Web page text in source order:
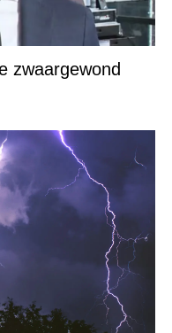
zwaargewond